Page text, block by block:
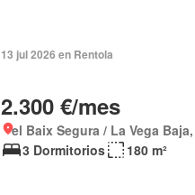
13 jul 2026 en Rentola
2.300 €/mes
el Baix Segura / La Vega
3 Dormitorios
180 m²